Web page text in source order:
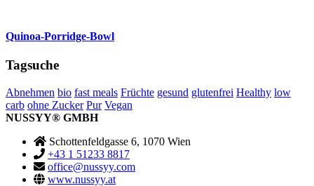
Quinoa-Porridge-Bowl
Tagsuche
Abnehmen bio fast meals Früchte gesund glutenfrei Healthy low
carb ohne Zucker Pur Vegan
NUSSYY® GMBH
Schottenfeldgasse 6, 1070 Wien
+43 1 51233 8817
office@nussyy.com
www.nussyy.at